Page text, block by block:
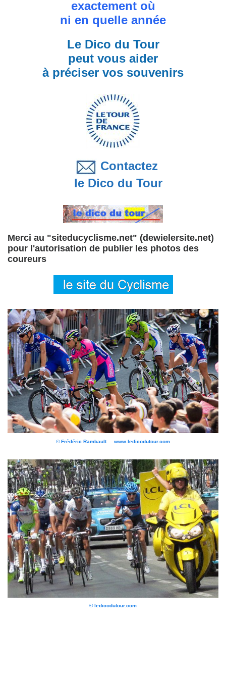
exactement où
ni en quelle année
Le Dico du Tour
peut vous aider
à préciser vos souvenirs
Contactez
le Dico du Tour
Merci au "siteducyclisme.net" (dewielersite.net)
pour l'autorisation de publier les photos des
coureurs
© Frédéric Rambault www.ledicodutour.com
© ledicodutour.com